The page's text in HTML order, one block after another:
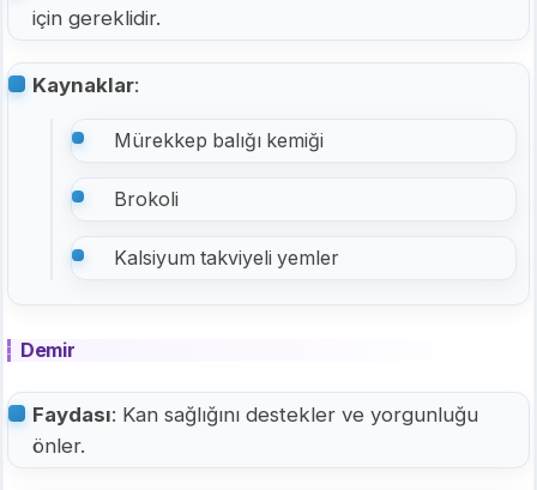
için gereklidir.
Kaynaklar:
Mürekkep balığı kemiği
Brokoli
Kalsiyum takviyeli yemler
Demir
Faydası: Kan sağlığını destekler ve yorgunluğu
önler.